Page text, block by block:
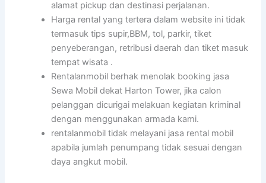
alamat pickup dan destinasi perjalanan.
Harga rental yang tertera dalam website ini tidak
termasuk tips supir,BBM, tol, parkir, tiket
penyeberangan, retribusi daerah dan tiket masuk
tempat wisata .
Rentalanmobil berhak menolak booking jasa
Sewa Mobil dekat Harton Tower, jika calon
pelanggan dicurigai melakuan kegiatan kriminal
dengan menggunakan armada kami.
rentalanmobil tidak melayani jasa rental mobil
apabila jumlah penumpang tidak sesuai dengan
daya angkut mobil.